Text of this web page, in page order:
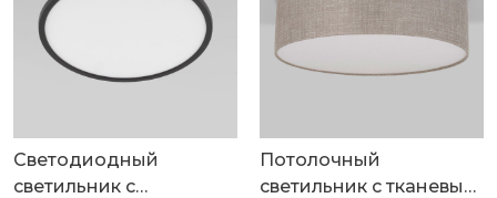
Светодиодный
светильник с
Потолочный
светильник с тканевым